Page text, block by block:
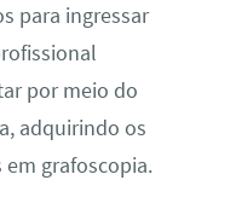
para ingressar
por meio do
adquirindo os
grafoscopia.